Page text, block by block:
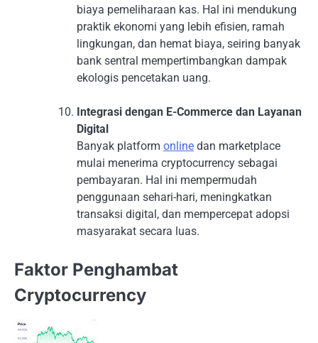
biaya pemeliharaan kas. Hal ini mendukung
praktik ekonomi yang lebih efisien, ramah
lingkungan, dan hemat biaya, seiring banyak
bank sentral mempertimbangkan dampak
ekologis pencetakan uang.
Integrasi dengan E-Commerce dan Layanan
Digital
Banyak platform online dan marketplace
mulai menerima cryptocurrency sebagai
pembayaran. Hal ini mempermudah
penggunaan sehari-hari, meningkatkan
transaksi digital, dan mempercepat adopsi
masyarakat secara luas.
Faktor Penghambat
Cryptocurrency